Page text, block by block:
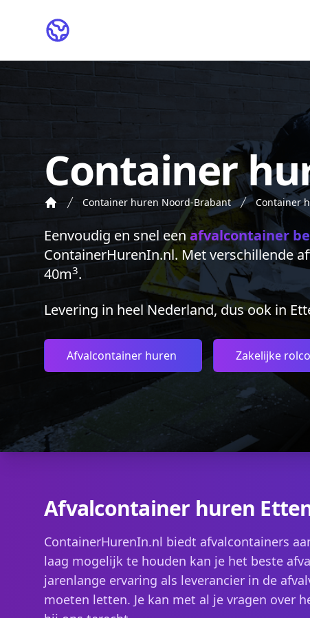
ContainerHurenIn.nl
Container
Container huren Noord-Brabant Container
Eenvoudig en snel een afvalcontainer
ContainerHurenIn.nl. Met verschillende
40m3.
Levering in heel Nederland, dus ook in
Afvalcontainer huren Zakelijke
Afvalcontainer huren
ContainerHurenIn.nl biedt afvalcontainers
laag mogelijk te houden kan je het beste
jarenlange ervaring als leverancier in de
moeten letten. Je kan met al je vragen over